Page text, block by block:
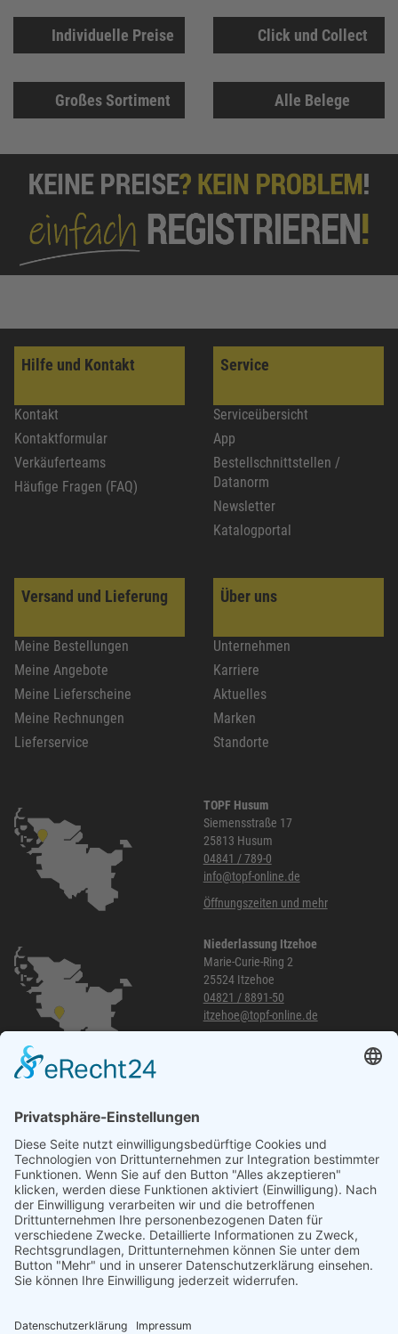
Individuelle Preise Click und Collect
Großes Sortiment Alle Belege
Hilfe und Kontakt
Kontakt
Kontaktformular
Verkäuferteams
Häufige Fragen (FAQ)
Service
Serviceübersicht
App
Bestellschnittstellen /
Datanorm
Newsletter
Katalogportal
Versand und Lieferung
Meine Bestellungen
Meine Angebote
Meine Lieferscheine
Meine Rechnungen
Lieferservice
Über uns
Unternehmen
Karriere
Aktuelles
Marken
Standorte
TOPF Husum
Siemensstraße 17
25813 Husum
04841 / 789-0
info@topf-online.de
Öffnungszeiten und mehr
Niederlassung Itzehoe
Marie-Curie-Ring 2
25524 Itzehoe
04821 / 8891-50
itzehoe@topf-online.de
040 / 21 04 04 04-04
glinde@topf-online.de
Öffnungszeiten und mehr